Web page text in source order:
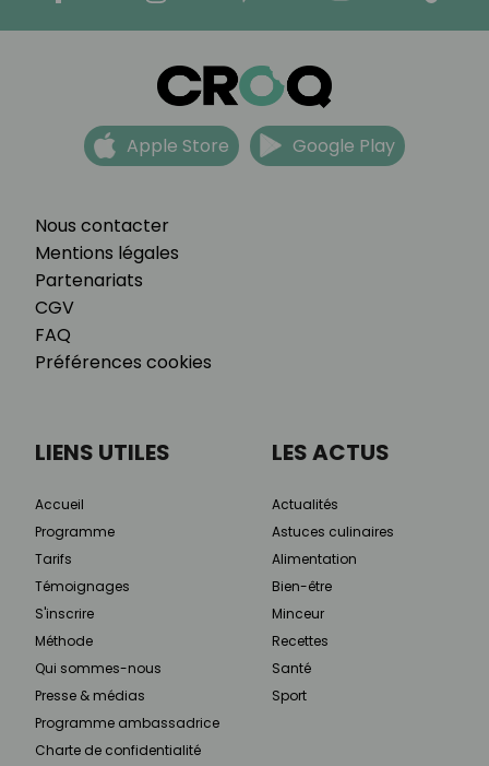
Nous contacter
Mentions légales
Partenariats
CGV
FAQ
Préférences cookies
Apple Store Google Play
LIENS UTILES
Accueil
Programme
Tarifs
Témoignages
S'inscrire
Méthode
Qui sommes-nous
Presse & médias
Programme ambassadrice
Charte de confidentialité
LES ACTUS
Actualités
Astuces culinaires
Alimentation
Bien-être
Minceur
Recettes
Santé
Sport